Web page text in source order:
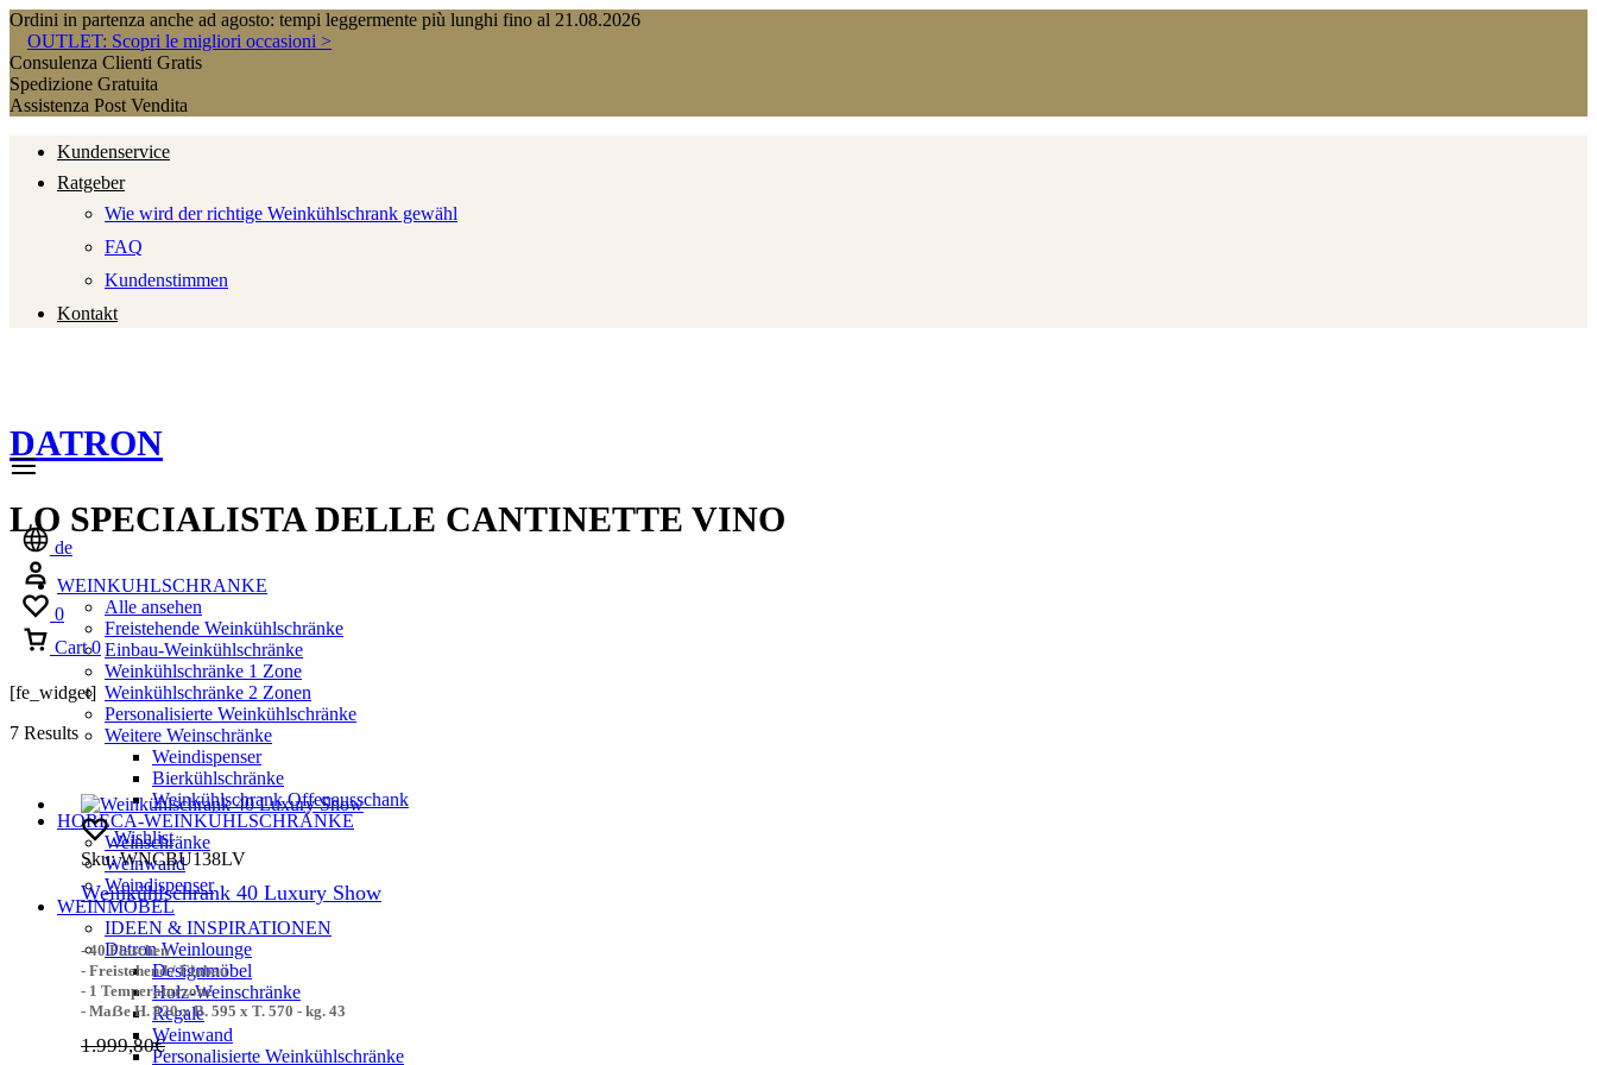
Ordini in partenza anche ad agosto: tempi leggermente più lunghi fino al 21.08.2026
OUTLET: Scopri le migliori occasioni >
Consulenza Clienti Gratis
Spedizione Gratuita
Assistenza Post Vendita
Kundenservice
Ratgeber
Wie wird der richtige Weinkühlschrank gewähl
FAQ
Kundenstimmen
Kontakt
DATRON
LO SPECIALISTA DELLE CANTINETTE VINO
WEINKUHLSCHRANKE
Alle ansehen
Freistehende Weinkühlschränke
Einbau-Weinkühlschränke
Weinkühlschränke 1 Zone
Weinkühlschränke 2 Zonen
Personalisierte Weinkühlschränke
Weitere Weinschränke
Weindispenser
Bierkühlschränke
Weinkühlschrank Offenausschank
HORECA-WEINKÜHLSCHRÄNKE
Weinschränke
Weinwand
Weindispenser
WEINMÖBEL
IDEEN & INSPIRATIONEN
Datron Weinlounge
Designmöbel
Holz-Weinschränke
Regale
Weinwand
Personalisierte Weinkühlschränke
de
0
Cart 0
[fe_widget]
7 Results
Wishlist
Sku:WNCBU138LV
Weinkühlschrank 40 Luxury Show
- 40 Flaschen
- Freistehend / Einbau
- 1 Temperaturzone
- Maẞe H. 820 x B. 595 x T. 570 - kg. 43
1.999,80€